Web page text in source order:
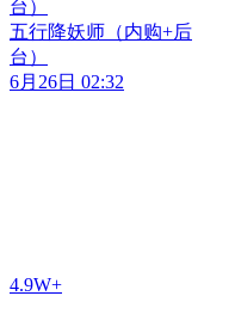
台）
五行降妖师（内购+后
台）
6月26日 02:32
4.9W+